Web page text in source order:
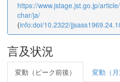
https://www.jstage.jst.go.jp/
char/ja/
(info:doi/10.2322/
言及状況
変動（ピーク前後） 変動（月